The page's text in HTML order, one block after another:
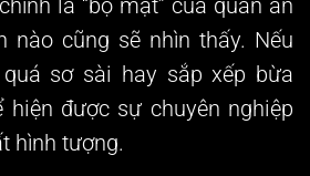
là “bộ mặt” của quán ăn
nào cũng sẽ nhìn thấy. Nếu
sơ sài hay sắp xếp bừa
hiện được sự chuyên nghiệp
hình tượng.